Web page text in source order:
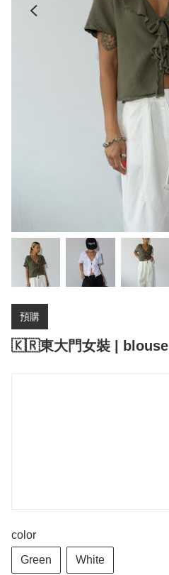
預購
🇰🇷東大門女裝 | blouse
color
Green White